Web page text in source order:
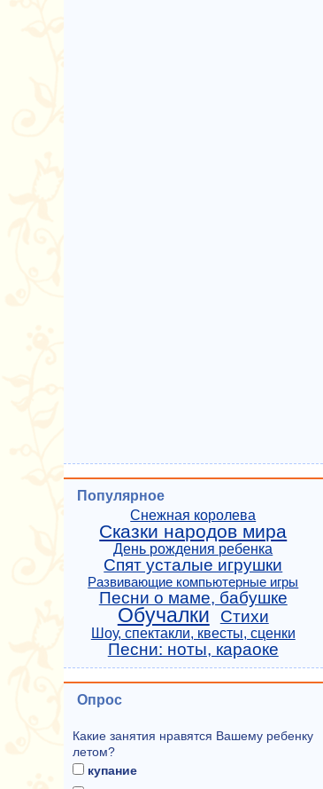
Популярное
Снежная королева
Сказки народов мира
День рождения ребенка
Спят усталые игрушки
Развивающие компьютерные игры
Песни о маме, бабушке
Обучалки Стихи
Шоу, спектакли, квесты, сценки
Песни: ноты, караоке
Опрос
Какие занятия нравятся Вашему ребенку
летом?
купание